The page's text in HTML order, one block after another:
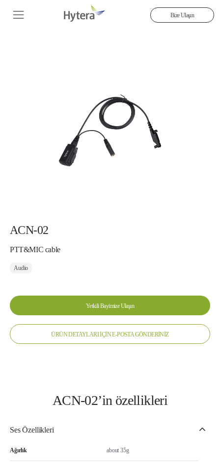
Bize Ulaşın
ACN-02
PTT&MIC cable
Audio
Yetkili Bayimize Ulaşın
ÜRÜN DETAYLARI İÇİN E-POSTA GÖNDERİNİZ
ACN-02’in özellikleri
Ses Özellikleri
Ağırlık about 35g